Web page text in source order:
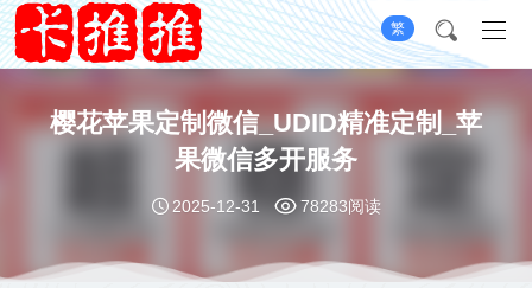
繁
樱花苹果定制微信_UDID精准定制_苹
果微信多开服务
2025-12-31 78283阅读